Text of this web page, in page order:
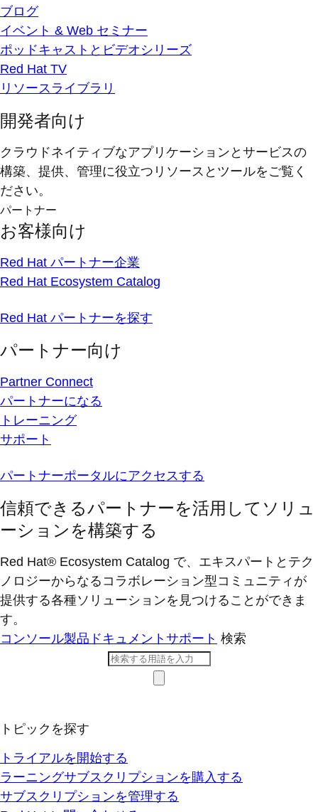
ブログ
イベント & Web セミナー
ポッドキャストとビデオシリーズ
Red Hat TV
リソースライブラリ
開発者向け
クラウドネイティブなアプリケーションとサービスの
構築、提供、管理に役立つリソースとツールをご覧く
ださい。
パートナー
お客様向け
Red Hat パートナー企業
Red Hat Ecosystem Catalog
Red Hat パートナーを探す
パートナー向け
Partner Connect
パートナーになる
トレーニング
サポート
パートナーポータルにアクセスする
信頼できるパートナーを活用してソリュ
ーションを構築する
Red Hat® Ecosystem Catalog で、エキスパートとテク
ノロジーからなるコラボレーション型コミ​ュニティが
提供する各種ソリューションを見つけることができま
す。
コンソール製品ドキュメント サポート 検索
トピックを探す
トライアルを開始する
ラーニングサブスクリプションを購入する
サブスクリプションを管理する